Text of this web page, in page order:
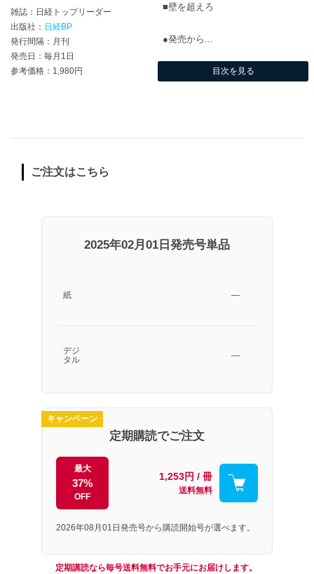
雑誌：日経トップリーダー
出版社： 日経BP
発行間隔：月刊
発売日：毎月1日
参考価格：1,980円
■壁を超えろ
●発売から...
目次を見る
ご注文はこちら
2025年02月01日発売号単品
紙 ―
デジ
タル
―
キャンペーン
定期購読でご注文
最大
37%
OFF
1,253円 / 冊
送料無料
2026年08月01日発売号から購読開始号が選べます。
定期講読なら毎号送料無料でお手元にお届けします。